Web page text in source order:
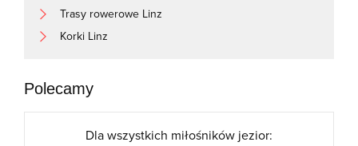
Trasy rowerowe Linz
Korki Linz
Polecamy
Dla wszystkich miłośników jezior: